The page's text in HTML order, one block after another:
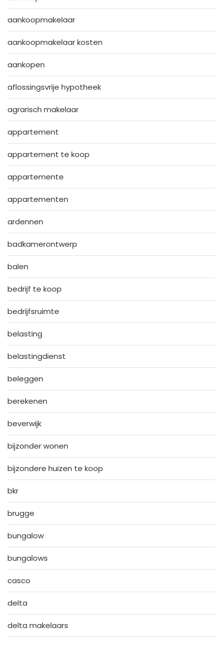
aankoopmakelaar
aankoopmakelaar kosten
aankopen
aflossingsvrije hypotheek
agrarisch makelaar
appartement
appartement te koop
appartemente
appartementen
ardennen
badkamerontwerp
balen
bedrijf te koop
bedrijfsruimte
belasting
belastingdienst
beleggen
berekenen
beverwijk
bijzonder wonen
bijzondere huizen te koop
bkr
brugge
bungalow
bungalows
casco
delta
delta makelaars